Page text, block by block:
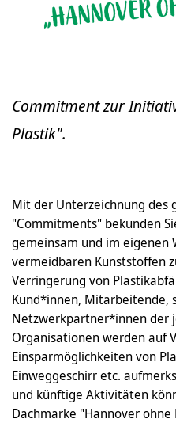
Commitment zur
Plastik".
Mit der Unterzeichnung des
"Commitments" bekunden
gemeinsam und im eigenen
vermeidbaren Kunststoffen
Verringerung von
Kund*innen, Mitarbeitende,
Netzwerkpartner*innen der
Organisationen werden auf
Einsparmöglichkeiten von
Einweggeschirr etc.
und künftige Aktivitäten
Dachmarke "Hannover